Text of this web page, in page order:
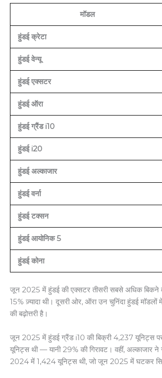
मॉडल
हुंडई क्रेटा
हुंडई वेन्यू
हुंडई एक्सटर
हुंडई ऑरा
हुंडई ग्रैंड i10
हुंडई i20
हुंडई अल्काजार
हुंडई वर्ना
हुंडई टक्सन
हुंडई आयोनिक 5
हुंडई कोना
जून 2025 में हुंडई की एक्सटर तीसरी सबसे अधिक बिकने
15% ज़्यादा थी। दूसरी ओर, ऑरा उन चुनिंदा हुंडई
की बढ़ोत्तरी है।
जून 2025 में हुंडई ग्रैंड i10 की बिक्री 4,237 यूनिट्स पर
यूनिट्स थी — यानी 29% की गिरावट। वहीं, अल्काजार
2024 में 1,424 यूनिट्स थी, जो जून 2025 में घटकर